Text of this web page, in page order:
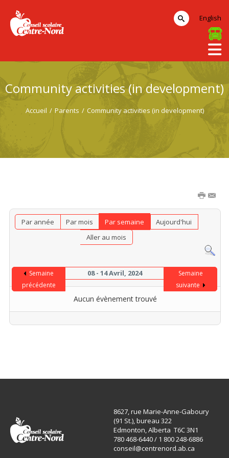
Community activities (in development)
Accueil / Parents / Community activities (in development)
Par année Par mois Par semaine
Aujourd'hui
Aller au mois
Semaine
précédente
08 - 14 Avril, 2024
Semaine
suivante
Aucun évènement trouvé
English
8627, rue Marie-Anne-Gaboury
(91 St.), bureau 322
Edmonton, Alberta T6C 3N1
780 468-6440 / 1 800 248-6886
conseil@centrenord.ab.ca